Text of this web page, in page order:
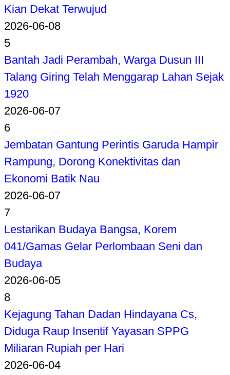
Kian Dekat Terwujud
2026-06-08
5
Bantah Jadi Perambah, Warga Dusun III
Talang Giring Telah Menggarap Lahan Sejak
1920
2026-06-07
6
Jembatan Gantung Perintis Garuda Hampir
Rampung, Dorong Konektivitas dan
Ekonomi Batik Nau
2026-06-07
7
Lestarikan Budaya Bangsa, Korem
041/Gamas Gelar Perlombaan Seni dan
Budaya
2026-06-05
8
Kejagung Tahan Dadan Hindayana Cs,
Diduga Raup Insentif Yayasan SPPG
Miliaran Rupiah per Hari
2026-06-04